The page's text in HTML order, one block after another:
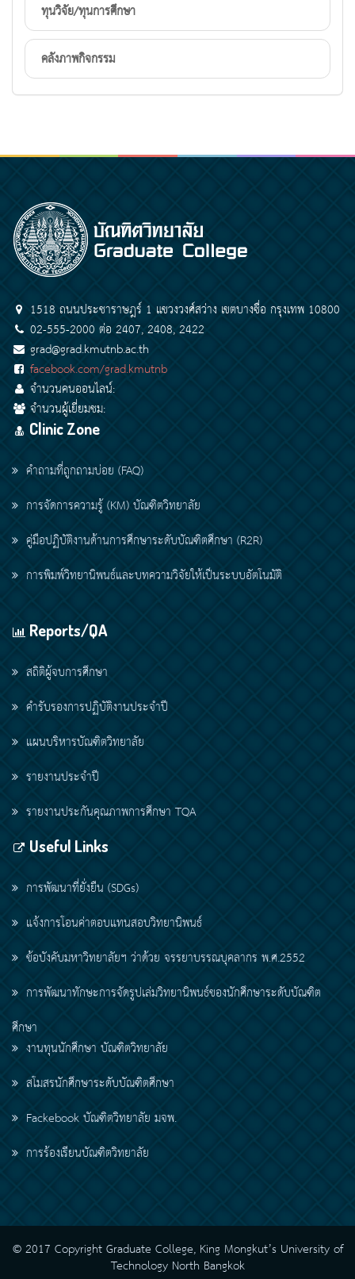
ทุนวิจัย/ทุนการศึกษา
คลังภาพกิจกรรม
1518 ถนนประชาราษฎร์ 1 แขวงวงศ์สว่าง เขตบางซื่อ กรุงเทพ 10800
02-555-2000 ต่อ 2407, 2408, 2422
grad@grad.kmutnb.ac.th
facebook.com/grad.kmutnb
จำนวนคนออนไลน์:
จำนวนผู้เยี่ยมชม:
Clinic Zone
คำถามที่ถูกถามบ่อย (FAQ)
การจัดการความรู้ (KM) บัณฑิตวิทยาลัย
คู่มือปฏิบัติงานด้านการศึกษาระดับบัณฑิตศึกษา (R2R)
การพิมพ์วิทยานิพนธ์และบทความวิจัยให้เป็นระบบอัตโนมัติ
Reports/QA
สถิติผู้จบการศึกษา
คำรับรองการปฏิบัติงานประจำปี
แผนบริหารบัณฑิตวิทยาลัย
รายงานประจำปี
รายงานประกันคุณภาพการศึกษา TQA
Useful Links
การพัฒนาที่ยั่งยืน (SDGs)
แจ้งการโอนค่าตอบแทนสอบวิทยานิพนธ์
ข้อบังคับมหาวิทยาลัยฯ ว่าด้วย จรรยาบรรณบุคลากร พ.ศ.2552
การพัฒนาทักษะการจัดรูปเล่มวิทยานิพนธ์ของนักศึกษาระดับบัณฑิต
ศึกษา
งานทุนนักศึกษา บัณฑิตวิทยาลัย
สโมสรนักศึกษาระดับบัณฑิตศึกษา
Fackebook บัณฑิตวิทยาลัย มจพ.
การร้องเรียนบัณฑิตวิทยาลัย
© 2017 Copyright Graduate College, King Mongkut’s University of
Technology North Bangkok